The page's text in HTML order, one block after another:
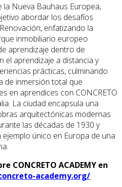
la Nueva Bauhaus Europea,
abordar los desafíos
enfatizando la
inmobiliario europeo
aprendizaje dentro de
el aprendizaje a distancia y
prácticas, culminando
de inmersión total que
en aprendices con CONCRETO
La ciudad encapsula una
arquitectónicas modernas
las décadas de 1930 y
único en Europa de una
CONCRETO ACADEMY en
academy.org/